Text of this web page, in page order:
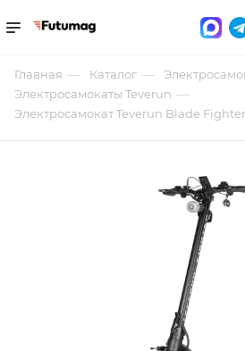
Главная — Каталог —
Электросамокаты Teverun —
Электросамокат Teverun Blade